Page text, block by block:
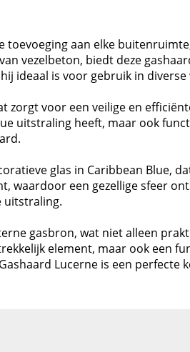
toevoeging aan elke
vezelbeton, biedt deze
ideaal is voor gebruik in
zorgt voor een veilige en
uitstraling heeft, maar ook
glas in Caribbean Blue,
waardoor een gezellige sfeer
uitstraling.
gasbron, wat niet alleen
element, maar ook een
Lucerne is een